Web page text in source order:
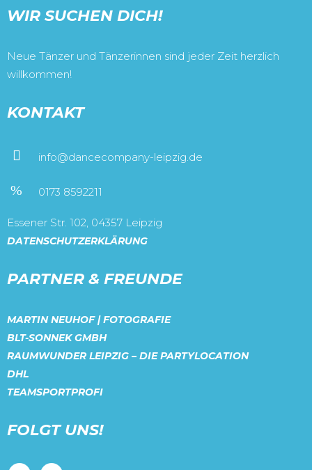
WIR SUCHEN DICH!
Neue Tänzer und Tänzerinnen sind jeder Zeit herzlich
willkommen!
KONTAKT
info@dancecompany-leipzig.de
0173 8592211
Essener Str. 102, 04357 Leipzig
DATENSCHUTZERKLÄRUNG
PARTNER & FREUNDE
MARTIN NEUHOF | FOTOGRAFIE
BLT-SONNEK GMBH
RAUMWUNDER LEIPZIG – DIE PARTYLOCATION
DHL
TEAMSPORTPROFI
FOLGT UNS!